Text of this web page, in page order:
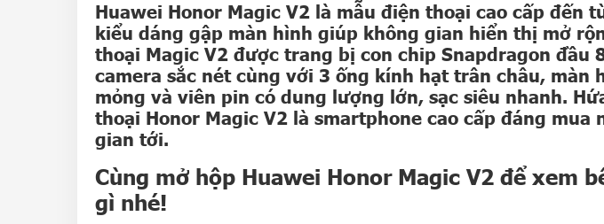
Huawei Honor Magic V2 là mẫu điện thoại cao cấp đến
kiểu dáng gập màn hình giúp không gian hiển thị mở
thoại Magic V2 được trang bị con chip Snapdragon đầu
camera sắc nét cùng với 3 ống kính hạt trân châu, màn
mỏng và viên pin có dung lượng lớn, sạc siêu nhanh.
thoại Honor Magic V2 là smartphone cao cấp đáng mua
gian tới.
Cùng mở hộp Huawei Honor Magic V2 để xem
gì nhé!